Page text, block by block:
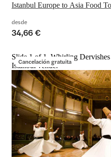
Istanbul Europe to Asia Food
desde
34,66 €
Cancelación gratuita
Slide 1 of 1, Whirling
Istanbul venue.